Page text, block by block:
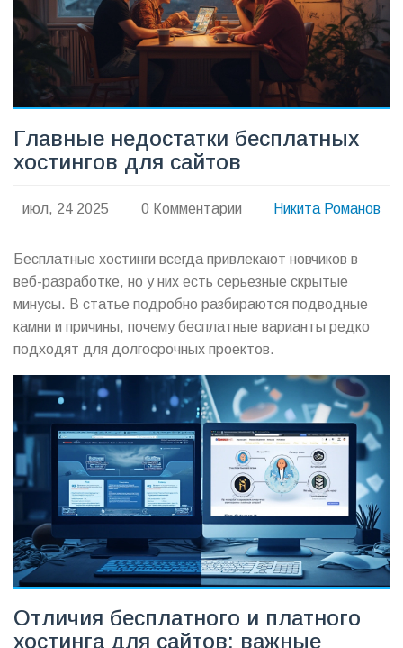
Главные недостатки бесплатных
хостингов для сайтов
июл, 24 2025 0 Комментарии Никита Романов
Бесплатные хостинги всегда привлекают новчиков в
веб-разработке, но у них есть серьезные скрытые
минусы. В статье подробно разбираются подводные
камни и причины, почему бесплатные варианты редко
подходят для долгосрочных проектов.
Отличия бесплатного и платного
хостинга для сайтов: важные